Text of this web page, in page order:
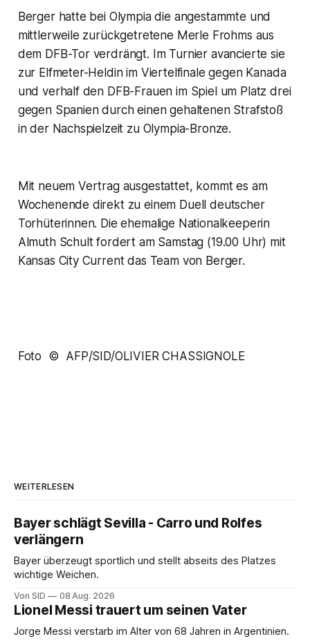
Berger hatte bei Olympia die angestammte und
mittlerweile zurückgetretene Merle Frohms aus
dem DFB-Tor verdrängt. Im Turnier avancierte sie
zur Elfmeter-Heldin im Viertelfinale gegen Kanada
und verhalf den DFB-Frauen im Spiel um Platz drei
gegen Spanien durch einen gehaltenen Strafstoß
in der Nachspielzeit zu Olympia-Bronze.
Mit neuem Vertrag ausgestattet, kommt es am
Wochenende direkt zu einem Duell deutscher
Torhüterinnen. Die ehemalige Nationalkeeperin
Almuth Schult fordert am Samstag (19.00 Uhr) mit
Kansas City Current das Team von Berger.
Foto © AFP/SID/OLIVIER CHASSIGNOLE
WEITERLESEN
Bayer schlägt Sevilla - Carro und Rolfes
verlängern
Bayer überzeugt sportlich und stellt abseits des Platzes
wichtige Weichen.
Von SID 08 Aug. 2026
Lionel Messi trauert um seinen Vater
Jorge Messi verstarb im Alter von 68 Jahren in Argentinien.